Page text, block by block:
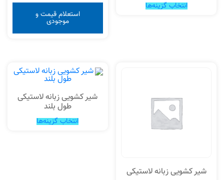
انتخاب گزینه‌ها
استعلام قیمت و
موجودی
شیر کشویی زبانه لاستیکی
شیر کشویی زبانه لاستیکی
طول بلند
انتخاب گزینه‌ها